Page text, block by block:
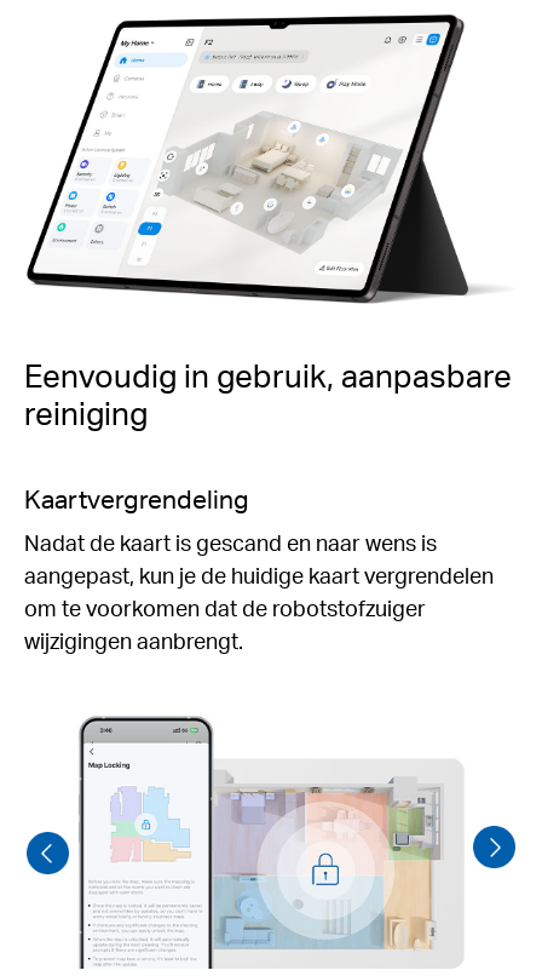
Eenvoudig in gebruik, aanpasbare
reiniging
Geselecteerde ruimte- en zonereiniging
Geef aangepaste reinigingsniveaus en -routines
op voor elke ruimte zodat de robotstofzuiger weet
waar hij zich op moet richten.